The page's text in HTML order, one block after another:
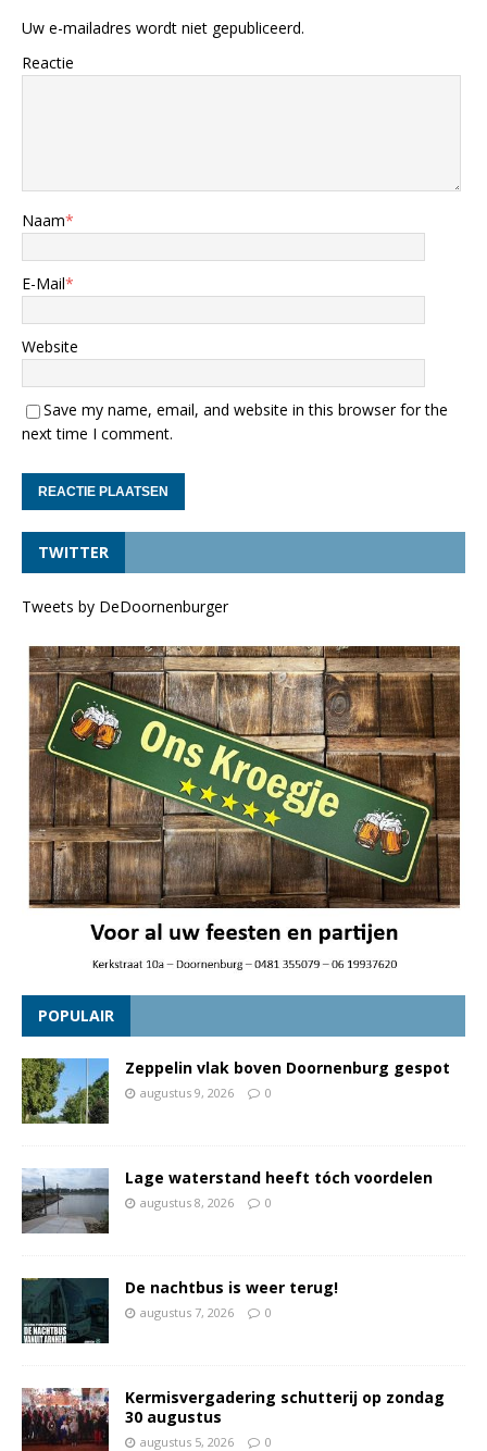
Uw e-mailadres wordt niet gepubliceerd.
Reactie
Naam*
E-Mail*
Website
Save my name, email, and website in this browser for the
next time I comment.
TWITTER
Tweets by DeDoornenburger
POPULAIR
Zeppelin vlak boven Doornenburg gespot
augustus 9, 2026 0
Lage waterstand heeft tóch voordelen
augustus 8, 2026 0
De nachtbus is weer terug!
augustus 7, 2026 0
Kermisvergadering schutterij op zondag
30 augustus
augustus 5, 2026 0